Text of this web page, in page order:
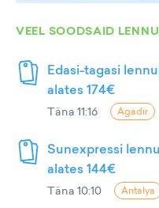
VEEL SOODSAID
Edasi-tagasi
alates 174€
Täna 11:16 Agadir
Sunexpressi
alates 144€
Täna 10:10 Antalya